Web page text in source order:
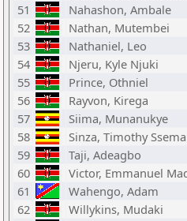
51
Nahashon, Ambale
52
Nathan, Mutembei
53
Nathaniel, Leo
54
Njeru, Kyle Njuki
55
Prince, Othniel
56
Rayvon, Kirega
57
Siima, Munanukye
58
Sinza, Timothy
59
Taji, Adeagbo
60
Victor, Emmanuel
61
Wahengo, Adam
62
Willykins, Mudaki